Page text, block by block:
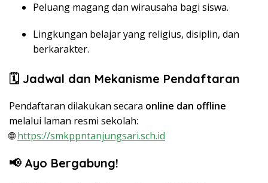
Peluang magang dan wirausaha bagi siswa.
Lingkungan belajar yang religius, disiplin, dan
berkarakter.
🗓️ Jadwal dan Mekanisme Pendaftaran
Pendaftaran dilakukan secara online dan offline
melalui laman resmi sekolah:
🌐https://smkppntanjungsari.sch.id
📢 Ayo Bergabung!